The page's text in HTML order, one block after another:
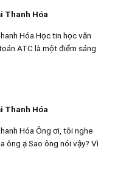
Thanh Hóa
Hóa Học tin học văn
ATC là một điểm sáng
Thanh Hóa
Hóa Ông ơi, tôi nghe
ông ạ Sao ông nói vậy? Vì